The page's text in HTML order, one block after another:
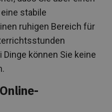
stabile
ruhigen Bereich für
können Sie keine